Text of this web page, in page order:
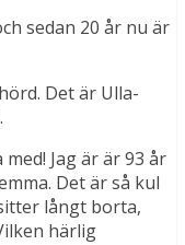
sedan 20 år nu är
Det är Ulla-
Jag är är 93 år
Det är så kul
långt borta,
härlig